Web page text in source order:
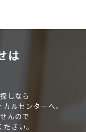
は
しなら
ルセンターへ、
んので
さい。